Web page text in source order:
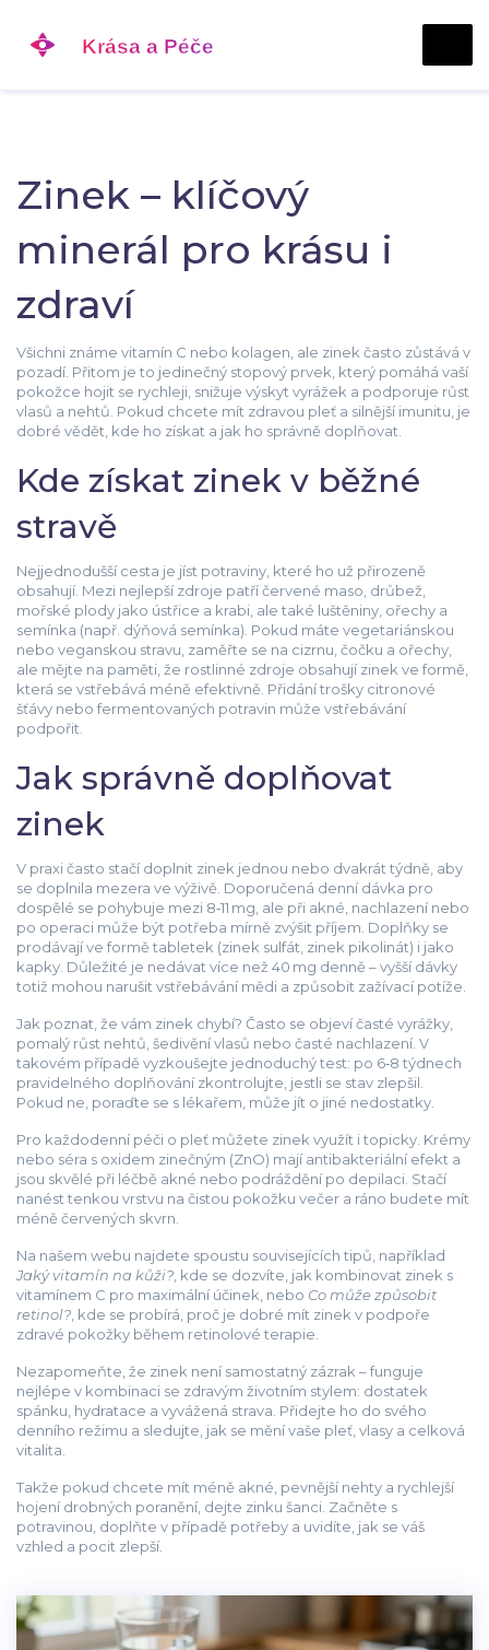
Zinek – klíčový
minerál pro krásu i
zdraví
Všichni známe vitamín C nebo kolagen, ale zinek často zůstává v
pozadí. Přitom je to jedinečný stopový prvek, který pomáhá vaší
pokožce hojit se rychleji, snižuje výskyt vyrážek a podporuje růst
vlasů a nehtů. Pokud chcete mít zdravou pleť a silnější imunitu, je
dobré vědět, kde ho získat a jak ho správně doplňovat.
Kde získat zinek v běžné
stravě
Nejjednodušší cesta je jíst potraviny, které ho už přirozeně
obsahují. Mezi nejlepší zdroje patří červené maso, drůbež,
mořské plody jako ústřice a krabi, ale také luštěniny, ořechy a
semínka (např. dýňová semínka). Pokud máte vegetariánskou
nebo veganskou stravu, zaměřte se na cizrnu, čočku a ořechy,
ale mějte na paměti, že rostlinné zdroje obsahují zinek ve formě,
která se vstřebává méně efektivně. Přidání trošky citronové
šťávy nebo fermentovaných potravin může vstřebávání
podpořit.
Jak správně doplňovat
zinek
V praxi často stačí doplnit zinek jednou nebo dvakrát týdně, aby
se doplnila mezera ve výživě. Doporučená denní dávka pro
dospělé se pohybuje mezi 8‑11 mg, ale při akné, nachlazení nebo
po operaci může být potřeba mírně zvýšit příjem. Doplňky se
prodávají ve formě tabletek (zinek sulfát, zinek pikolinát) i jako
kapky. Důležité je nedávat více než 40 mg denně – vyšší dávky
totiž mohou narušit vstřebávání mědi a způsobit zažívací potíže.
Jak poznat, že vám zinek chybí? Často se objeví časté vyrážky,
pomalý růst nehtů, šedivění vlasů nebo časté nachlazení. V
takovém případě vyzkoušejte jednoduchý test: po 6‑8 týdnech
pravidelného doplňování zkontrolujte, jestli se stav zlepšil.
Pokud ne, poraďte se s lékařem, může jít o jiné nedostatky.
Pro každodenní péči o pleť můžete zinek využít i topicky. Krémy
nebo séra s oxidem zinečným (ZnO) mají antibakteriální efekt a
jsou skvělé při léčbě akné nebo podráždění po depilaci. Stačí
nanést tenkou vrstvu na čistou pokožku večer a ráno budete mít
méně červených skvrn.
Na našem webu najdete spoustu souvisejících tipů, například
Jaký vitamín na kůži? , kde se dozvíte, jak kombinovat zinek s
vitamínem C pro maximální účinek, nebo Co může způsobit
retinol? , kde se probírá, proč je dobré mít zinek v podpoře
zdravé pokožky během retinolové terapie.
Nezapomeňte, že zinek není samostatný zázrak – funguje
nejlépe v kombinaci se zdravým životním stylem: dostatek
spánku, hydratace a vyvážená strava. Přidejte ho do svého
denního režimu a sledujte, jak se mění vaše pleť, vlasy a celková
vitalita.
Takže pokud chcete mít méně akné, pevnější nehty a rychlejší
hojení drobných poranění, dejte zinku šanci. Začněte s
potravinou, doplňte v případě potřeby a uvidíte, jak se váš
vzhled a pocit zlepší.